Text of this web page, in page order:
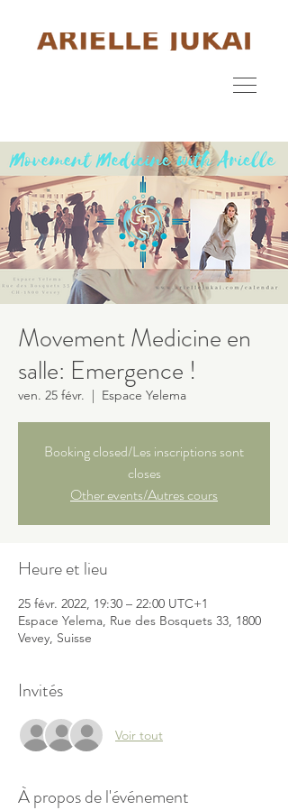
Movement Medicine en
salle: Emergence !
ven. 25 févr.
  |
Espace Yelema
Booking closed/Les inscriptions sont
closes
Other events/Autres cours
Heure et lieu
25 févr. 2022, 19:30 – 22:00 UTC+1
Espace Yelema, Rue des Bosquets 33, 1800
Vevey, Suisse
Invités
Voir tout
À propos de l'événement